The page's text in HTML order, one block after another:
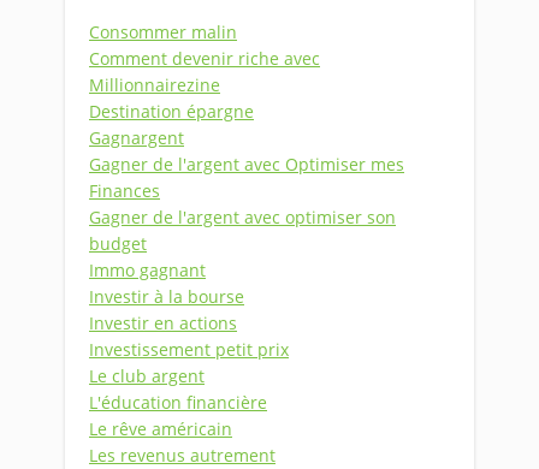
Consommer malin
Comment devenir riche avec
Millionnairezine
Destination épargne
Gagnargent
Gagner de l'argent avec Optimiser mes
Finances
Gagner de l'argent avec optimiser son
budget
Immo gagnant
Investir à la bourse
Investir en actions
Investissement petit prix
Le club argent
L'éducation financière
Le rêve américain
Les revenus autrement